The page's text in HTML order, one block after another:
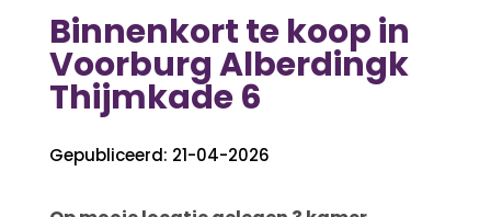
Binnenkort te koop in
Voorburg Alberdingk
Thijmkade 6
Gepubliceerd: 21-04-2026